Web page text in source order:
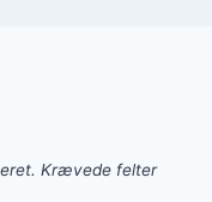
Krævede felter